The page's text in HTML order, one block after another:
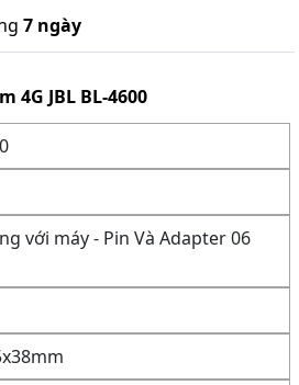
7 ngày
4G JBL BL-4600
với máy - Pin Và Adapter 06